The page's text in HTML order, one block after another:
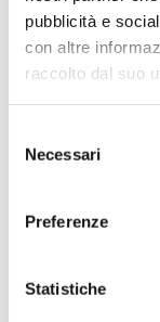
pubblicità e
con altre
raccolto dal suo
delNecessari
Preferenze
Statistiche